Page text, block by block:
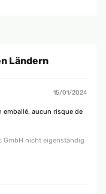
Ländern
15/01/2024
emballé, aucun risque de
GmbH nicht eigenständig